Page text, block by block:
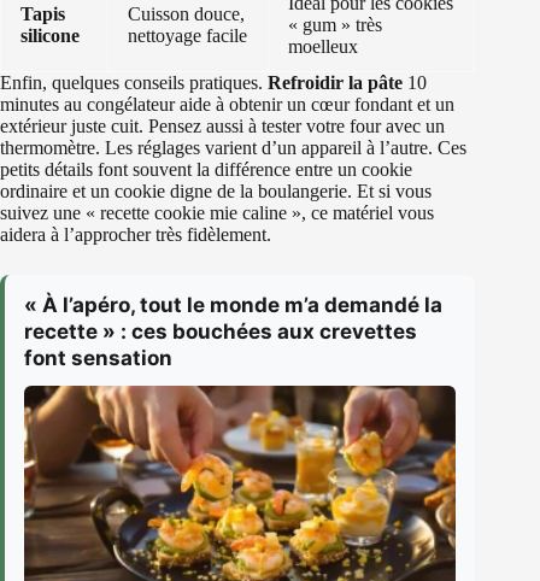
Tapis
silicone
Cuisson douce,
nettoyage facile
« gum » très
moelleux
Enfin, quelques conseils pratiques. Refroidir la pâte 10
minutes au congélateur aide à obtenir un cœur fondant et un
extérieur juste cuit. Pensez aussi à tester votre four avec un
thermomètre. Les réglages varient d’un appareil à l’autre. Ces
petits détails font souvent la différence entre un cookie
ordinaire et un cookie digne de la boulangerie. Et si vous
suivez une « recette cookie mie caline », ce matériel vous
aidera à l’approcher très fidèlement.
« À l’apéro, tout le monde m’a demandé la
recette » : ces bouchées aux crevettes
font sensation